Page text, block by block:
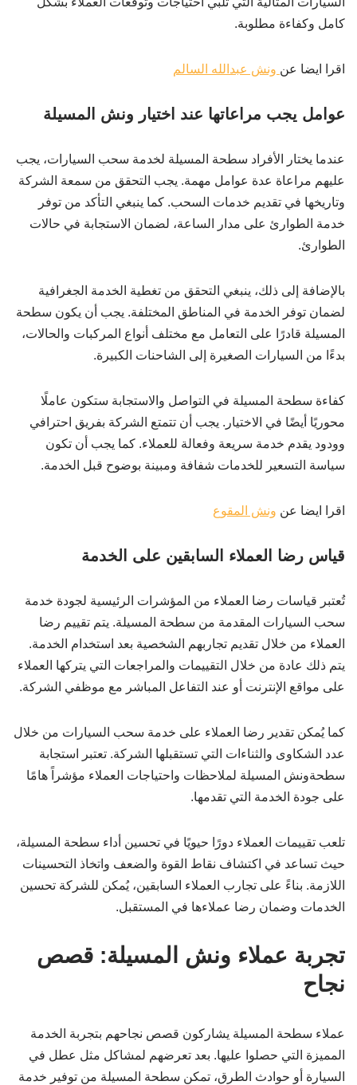
كامل وكفاءة مطلوبة.
اقرا ايضا عن ونش عبدالله السالم
عوامل يجب مراعاتها عند اختيار ونش المسيلة
عندما يختار الأفراد سطحة المسيلة لخدمة سحب السيارات، يجب
عليهم مراعاة عدة عوامل مهمة. يجب التحقق من سمعة الشركة
وتاريخها في تقديم خدمات السحب. كما ينبغي التأكد من توفر
خدمة الطوارئ على مدار الساعة، لضمان الاستجابة في حالات
الطوارئ.
بالإضافة إلى ذلك، ينبغي التحقق من تغطية الخدمة الجغرافية
لضمان توفر الخدمة في المناطق المختلفة. يجب أن يكون سطحة
المسيلة قادرًا على التعامل مع مختلف أنواع المركبات والحالات،
بدءًا من السيارات الصغيرة إلى الشاحنات الكبيرة.
كفاءة سطحة المسيلة في التواصل والاستجابة ستكون عاملًا
محوريًا أيضًا في الاختيار. يجب أن تتمتع الشركة بفريق احترافي
وودود يقدم خدمة سريعة وفعالة للعملاء. كما يجب أن تكون
سياسة التسعير للخدمات شفافة ومبينة بوضوح قبل الخدمة.
اقرا ايضا عن ونش المقوع
قياس رضا العملاء السابقين على الخدمة
تُعتبر قياسات رضا العملاء من المؤشرات الرئيسية لجودة خدمة
سحب السيارات المقدمة من سطحة المسيلة. يتم تقييم رضا
العملاء من خلال تقديم تجاربهم الشخصية بعد استخدام الخدمة.
يتم ذلك عادة من خلال التقييمات والمراجعات التي يتركها العملاء
على مواقع الإنترنت أو عند التفاعل المباشر مع موظفي الشركة.
كما يُمكن تقدير رضا العملاء على خدمة سحب السيارات من خلال
عدد الشكاوى والثناءات التي تستقبلها الشركة. تعتبر استجابة
سطحةونش المسيلة لملاحظات واحتياجات العملاء مؤشراً هامًا
على جودة الخدمة التي تقدمها.
تلعب تقييمات العملاء دورًا حيويًا في تحسين أداء سطحة المسيلة،
حيث تساعد في اكتشاف نقاط القوة والضعف واتخاذ التحسينات
اللازمة. بناءً على تجارب العملاء السابقين، يُمكن للشركة تحسين
الخدمات وضمان رضا عملاءها في المستقبل.
تجربة عملاء ونش المسيلة: قصص
نجاح
عملاء سطحة المسيلة يشاركون قصص نجاحهم بتجربة الخدمة
المميزة التي حصلوا عليها. بعد تعرضهم لمشاكل مثل عطل في
السيارة أو حوادث الطرق، تمكن سطحة المسيلة من توفير خدمة